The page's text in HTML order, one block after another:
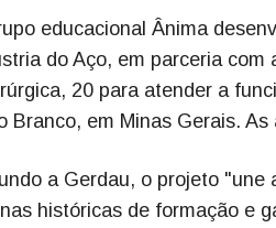
educacional Ânima
do Aço, em parceria
20 para atender a
Branco, em Minas Gerais.
a Gerdau, o projeto
históricas de formação e